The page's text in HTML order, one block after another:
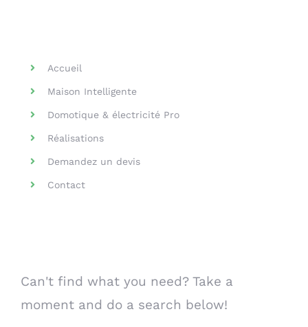
Accueil
Maison Intelligente
Domotique & électricité Pro
Réalisations
Demandez un devis
Contact
Can't find what you need? Take a
moment and do a search below!